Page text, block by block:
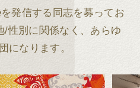
発信する同志を募ってお
/性別に関係なく、あらゆ
になります。